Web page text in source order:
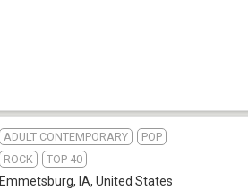
ADULT CONTEMPORARY
POP
ROCK
TOP 40
Emmetsburg, IA, United States